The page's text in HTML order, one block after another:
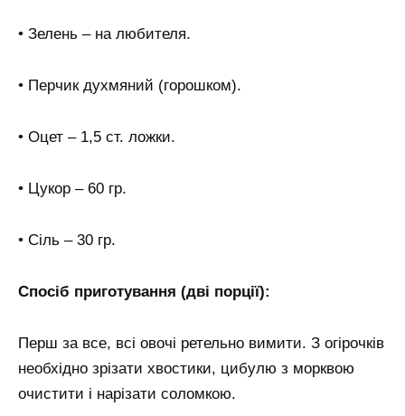
• Зелень – на любителя.
• Перчик духмяний (горошком).
• Оцет – 1,5 ст. ложки.
• Цукор – 60 гр.
• Сіль – 30 гр.
Спосіб приготування (дві порції):
Перш за все, всі овочі ретельно вимити. З огірочків
необхідно зрізати хвостики, цибулю з морквою
очистити і нарізати соломкою.